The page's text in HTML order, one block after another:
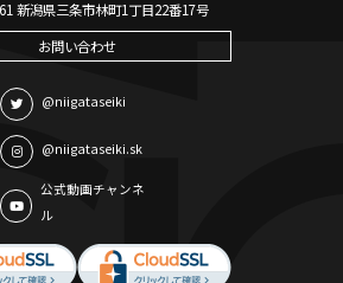
新潟県三条市林町1丁目22番17号
お問い合わせ
@niigataseiki
@niigataseiki.sk
公式動画チャンネ
ル